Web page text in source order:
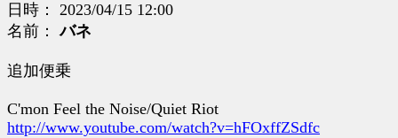
日時： 2023/04/15 12:00
名前：バネ
追加便乗
C'mon Feel the Noise/Quiet Riot
http://www.youtube.com/watch?v=hFOxffZSdfc